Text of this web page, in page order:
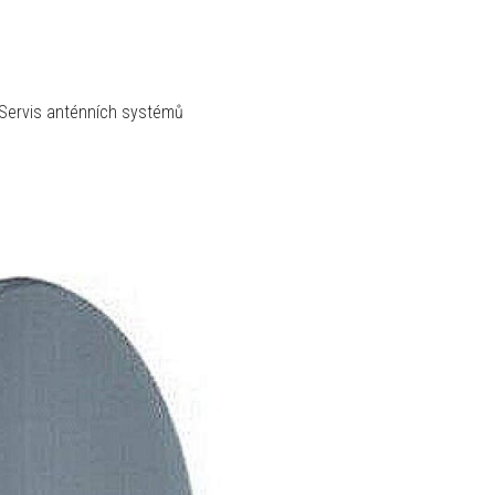
anténních systémů